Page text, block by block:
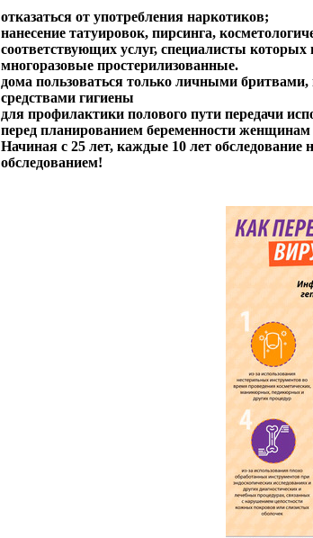
отказаться от употребления наркотиков;
нанесение татуировок, пирсинга,
соответствующих услуг, специалисты
многоразовые простерилизованные.
дома пользоваться только личными
средствами гигиены
для профилактики полового пути передачи
перед планированием беременности женщинам
Начиная с 25 лет, каждые 10 лет обследование
обследованием!